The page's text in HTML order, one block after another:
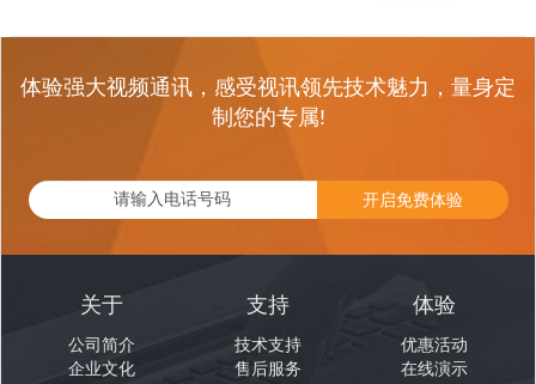
体验强大视频通讯，感受视讯领先技术魅力，量身定
制您的专属!
开启免费体验
关于
公司简介
企业文化
支持
技术支持
售后服务
体验
优惠活动
在线演示